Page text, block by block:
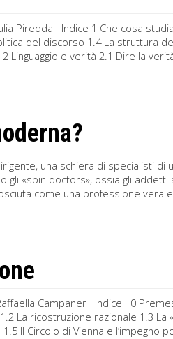
Piredda Indice 1 Che cosa
del discorso 1.4 La struttura
e verità 2.1 Dire la
una schiera di specialisti di
«spin doctors», ossia gli addetti
come una professione vera
Campaner Indice 0
La ricostruzione razionale 1.3 La
Il Circolo di Vienna e l’impegno